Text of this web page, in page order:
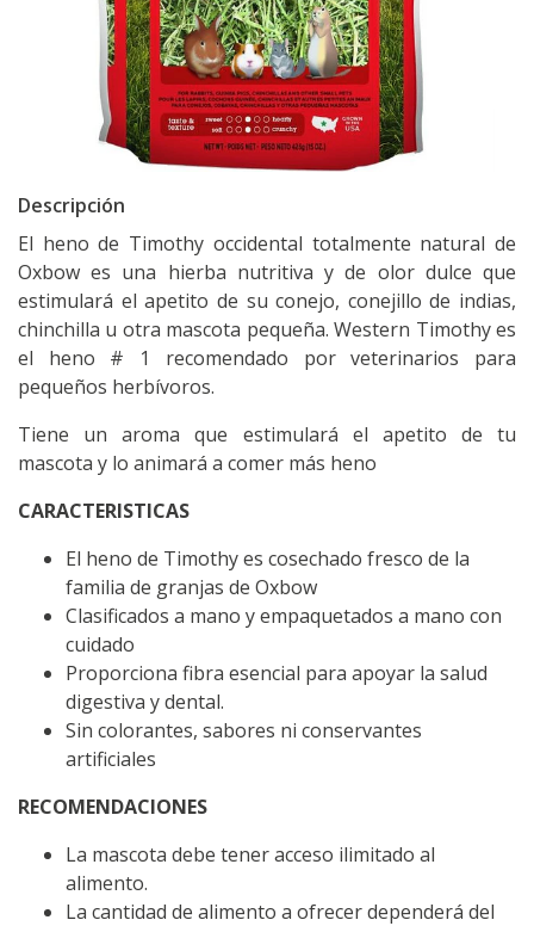
Descripción
El heno de Timothy occidental totalmente natural de
Oxbow es una hierba nutritiva y de olor dulce que
estimulará el apetito de su conejo, conejillo de indias,
chinchilla u otra mascota pequeña. Western Timothy es
el heno # 1 recomendado por veterinarios para
pequeños herbívoros.
Tiene un aroma que estimulará el apetito de tu
mascota y lo animará a comer más heno
CARACTERISTICAS
El heno de Timothy es cosechado fresco de la
familia de granjas de Oxbow
Clasificados a mano y empaquetados a mano con
cuidado
Proporciona fibra esencial para apoyar la salud
digestiva y dental.
Sin colorantes, sabores ni conservantes
artificiales
RECOMENDACIONES
La mascota debe tener acceso ilimitado al
alimento.
La cantidad de alimento a ofrecer dependerá del